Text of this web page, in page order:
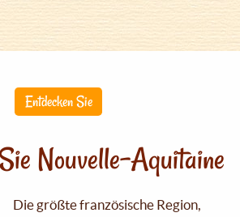
Entdecken Sie
Nouvelle-Aquitaine
Die größte französische Region,